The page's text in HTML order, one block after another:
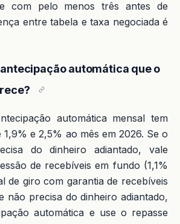
com pelo menos três antes de
entre tabela e taxa negociada é
automática que o
automática mensal tem
e 2,5% ao mês em 2026. Se o
do dinheiro adiantado, vale
de recebíveis em fundo (1,1%
de giro com garantia de recebíveis
não precisa do dinheiro adiantado,
automática e use o repasse